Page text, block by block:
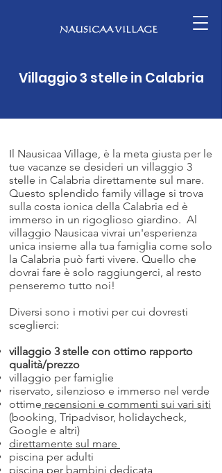
NAUSICAA VILLAGE
Villaggio 3 stelle in Calabria
Il Nausicaa Village, è la meta giusta per le
tue vacanze se desideri un villaggio 3
stelle in Calabria direttamente sul mare.
Questo splendido family village si trova
sulla costa ionica della Calabria ed è
immerso in un rigoglioso giardino. Al
villaggio Nausicaa vivrai un'esperienza
unica insieme alla tua famiglia come solo
la Calabria può farti vivere. Quello che
dovrai fare è solo raggiungerci, al resto
penseremo tutto noi!
Diversi sono i motivi per cui dovresti
sceglierci:
villaggio 3 stelle con ottimo rapporto
qualità/prezzo
villaggio per famiglie
riservato, silenzioso e immerso nel verde
ottime recensioni e commenti sui vari siti
(booking, Tripadvisor, holidaycheck,
Google e altri)
direttamente sul mare
piscina per adulti
piscina per bambini dedicata